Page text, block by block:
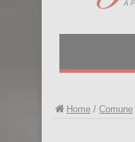
Home / Comune